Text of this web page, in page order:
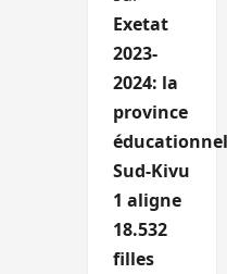
Exetat
2023-
2024: la
province
Sud-Kivu
1 aligne
18.532
filles